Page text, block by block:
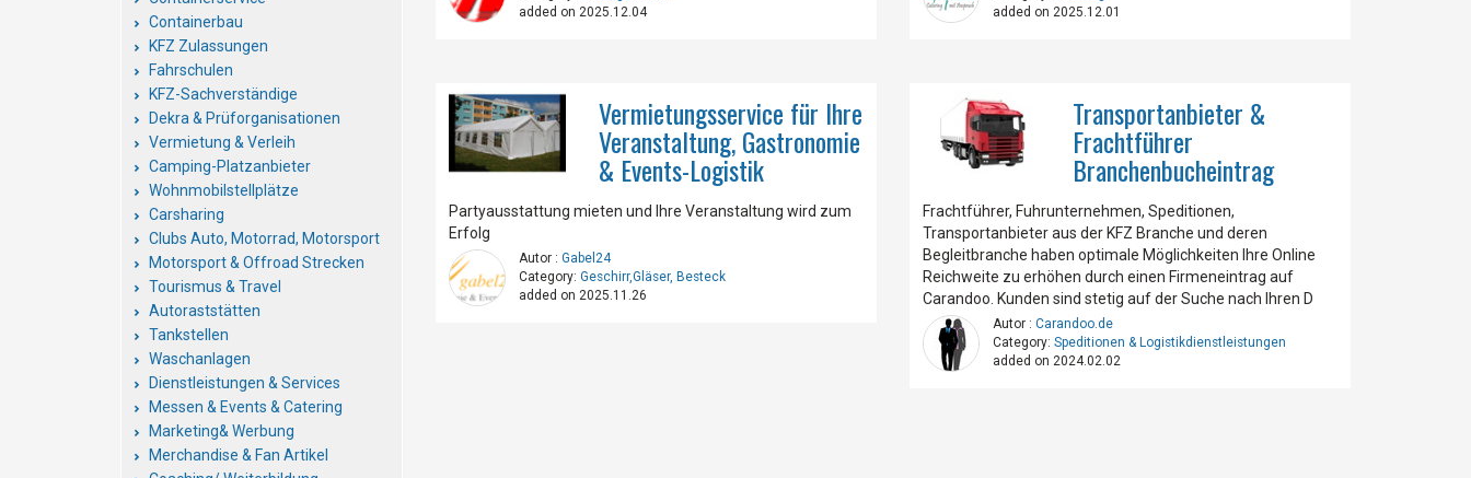
added on 2025.12.04
added on 2025.12.01
Vermietungsservice für Ihre
Veranstaltung, Gastronomie
& Events-Logistik
Partyausstattung mieten und Ihre Veranstaltung wird zum
Erfolg
Autor :Gabel24
Category:Geschirr,Gläser, Besteck
added on 2025.11.26
Transportanbieter &
Frachtführer
Branchenbucheintrag
Frachtführer, Fuhrunternehmen, Speditionen,
Transportanbieter aus der KFZ Branche und deren
Begleitbranche haben optimale Möglichkeiten Ihre Online
Reichweite zu erhöhen durch einen Firmeneintrag auf
Carandoo. Kunden sind stetig auf der Suche nach Ihren D
Autor :Carandoo.de
Category:Speditionen & Logistikdienstleistungen
added on 2024.02.02
Containerbau
KFZ Zulassungen
Fahrschulen
KFZ-Sachverständige
Dekra & Prüforganisationen
Vermietung & Verleih
Camping-Platzanbieter
Wohnmobilstellplätze
Carsharing
Clubs Auto, Motorrad, Motorsport
Motorsport & Offroad Strecken
Tourismus & Travel
Autoraststätten
Tankstellen
Waschanlagen
Dienstleistungen & Services
Messen & Events & Catering
Marketing& Werbung
Merchandise & Fan Artikel